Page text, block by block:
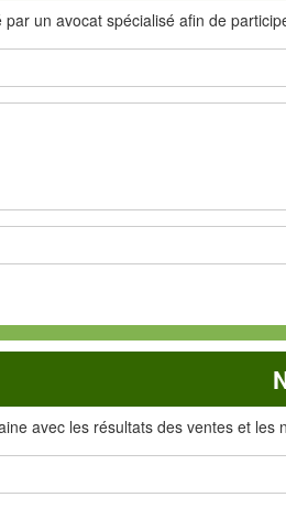
un avocat spécialisé afin de
avec les résultats des ventes et